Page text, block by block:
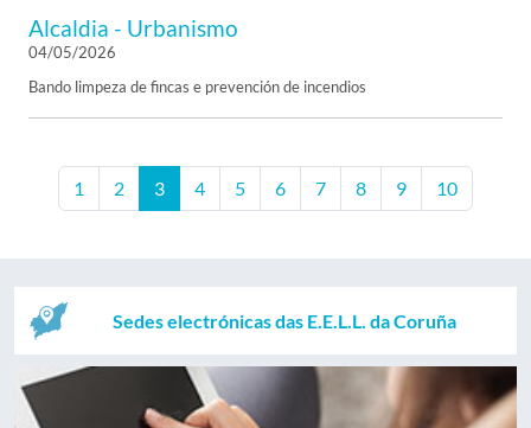
Alcaldia - Urbanismo
04/05/2026
Bando limpeza de fincas e prevención de incendios
1 2 3 4 5 6 7 8 9 10
Sedes electrónicas das E.E.L.L. da Coruña